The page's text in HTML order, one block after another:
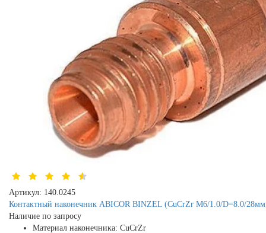
Артикул: 140.0245
Контактный наконечник ABICOR BINZEL (CuCrZr M6/1.0/D=8.0/
Наличие по запросу
Материал наконечника: CuCrZr